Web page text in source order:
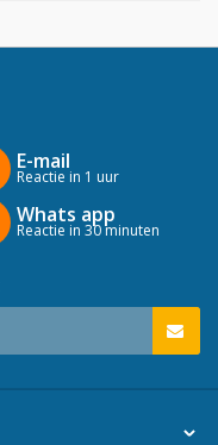
E-mail
Reactie in 1 uur
Whats app
Reactie in 30 minuten